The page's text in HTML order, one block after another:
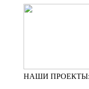
НАШИ ПРОЕКТЫ: